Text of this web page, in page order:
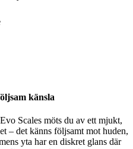
känsla
Scales möts du av ett mjukt,
– det känns följsamt mot huden,
yta har en diskret glans där